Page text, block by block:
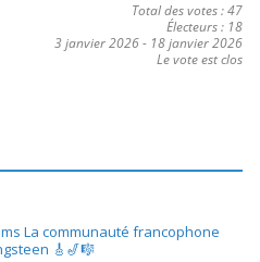
Total des votes : 47
Électeurs : 18
3 janvier 2026- 18 janvier 2026
Le vote est clos
La communauté francophone
🎸🎷🎼